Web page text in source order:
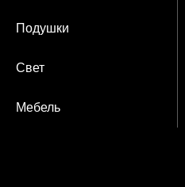
Подушки
Свет
Мебель